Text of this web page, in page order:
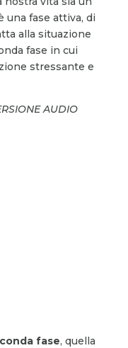
una fase attiva, di
alla situazione
fase in cui
stressante e
AUDIO
fase, quella